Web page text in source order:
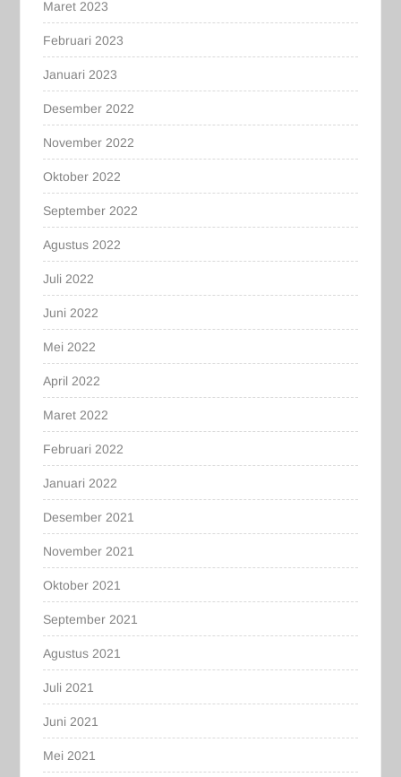
Maret 2023
Februari 2023
Januari 2023
Desember 2022
November 2022
Oktober 2022
September 2022
Agustus 2022
Juli 2022
Juni 2022
Mei 2022
April 2022
Maret 2022
Februari 2022
Januari 2022
Desember 2021
November 2021
Oktober 2021
September 2021
Agustus 2021
Juli 2021
Juni 2021
Mei 2021